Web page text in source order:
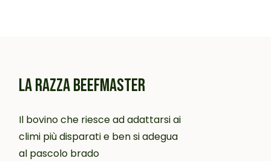
LA RAZZA BEEFMASTER
Il bovino che riesce ad adattarsi ai
climi più disparati e ben si adegua
al pascolo brado